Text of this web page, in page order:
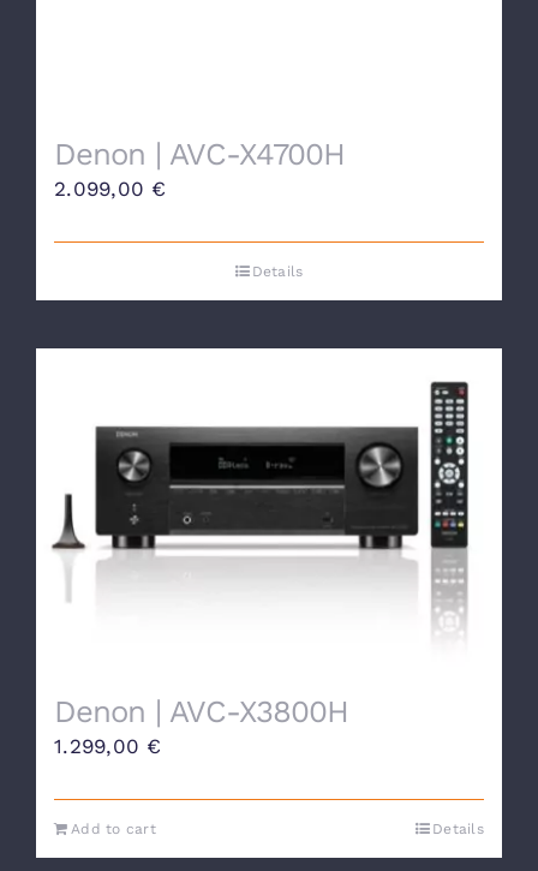
Denon | AVC-X4700H
2.099,00 €
Details
Denon | AVC-X3800H
1.299,00 €
Add to cart Details